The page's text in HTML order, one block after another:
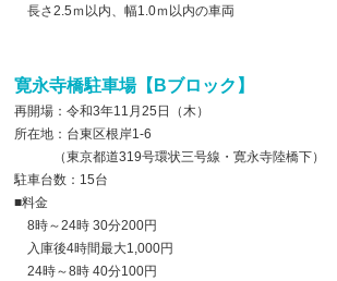
長さ2.5ｍ以内、幅1.0ｍ以内の車両
寛永寺橋駐車場【Bブロック】
再開場：令和3年11月25日（木）
所在地：台東区根岸1-6
（東京都道319号環状三号線・寛永寺陸橋下）
駐車台数：15台
■料金
8時～24時 30分200円
入庫後4時間最大1,000円
24時～8時 40分100円